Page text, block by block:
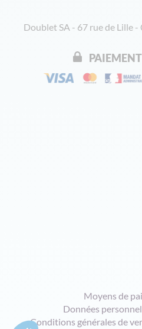
Doublet SA - 67 rue de Lille
Moyens de
Données
Conditions générales de